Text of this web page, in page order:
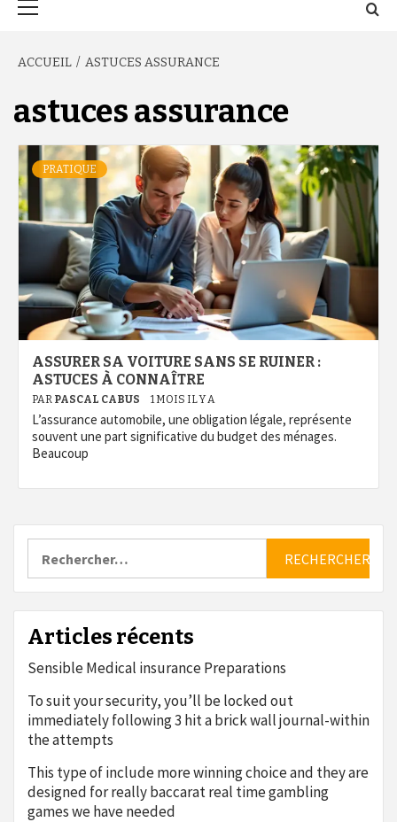
ACCUEIL ASTUCES ASSURANCE
astuces assurance
PRATIQUE
ASSURER SA VOITURE SANS SE RUINER :
ASTUCES À CONNAÎTRE
PAR PASCAL CABUS 1 MOIS IL Y A
L’assurance automobile, une obligation légale, représente
souvent une part significative du budget des ménages.
Beaucoup
Articles récents
Sensible Medical insurance Preparations
To suit your security, you’ll be locked out
immediately following 3 hit a brick wall journal-within
the attempts
This type of include more winning choice and they are
designed for really baccarat real time gambling
games we have needed